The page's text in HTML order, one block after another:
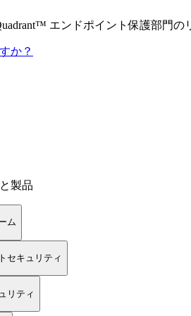
エンドポイント保護部門
か？
製品
ム
セキュリティ
リティ